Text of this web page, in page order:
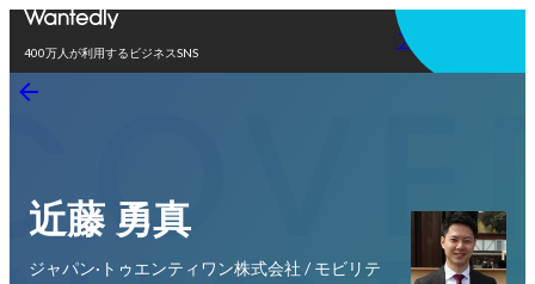
400万人が利用するビジネスSNS
アプリを使う
近藤 勇真
ジャパン·トゥエンティワン株式会社 / モビリテ